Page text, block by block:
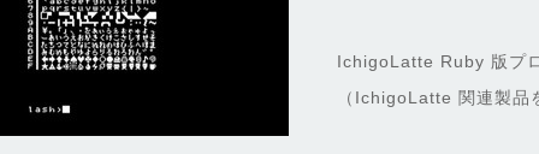
IchigoLatte Ruby 版プ
（IchigoLatte 関連製